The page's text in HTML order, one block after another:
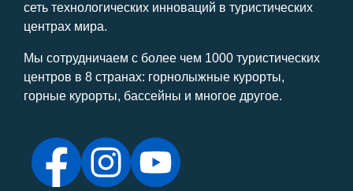
сеть технологических инноваций в туристических
центрах мира.
Мы сотрудничаем с более чем 1000 туристических
центров в 8 странах: горнолыжные курорты,
горные курорты, бассейны и многое другое.